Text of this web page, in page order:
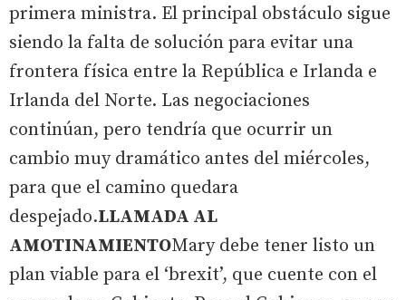
primera ministra. El principal obstáculo sigue
siendo la falta de solución para evitar una
frontera física entre la República e Irlanda e
Irlanda del Norte. Las negociaciones
continúan, pero tendría que ocurrir un
cambio muy dramático antes del miércoles,
para que el camino quedara
despejado.LLAMADA AL
AMOTINAMIENTOMary debe tener listo un
plan viable para el ‘brexit’, que cuente con el